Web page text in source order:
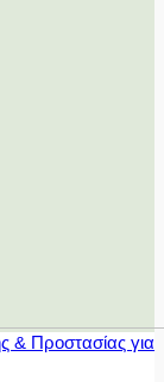
& Προστασίας για